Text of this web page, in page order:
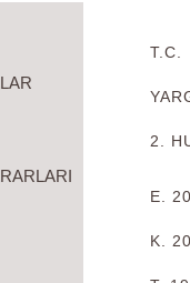
T.C.
2.
E.
K.